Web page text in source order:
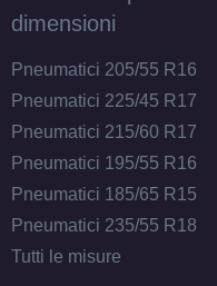
dimensioni
Pneumatici 205/55 R16
Pneumatici 225/45 R17
Pneumatici 215/60 R17
Pneumatici 195/55 R16
Pneumatici 185/65 R15
Pneumatici 235/55 R18
Tutti le misure